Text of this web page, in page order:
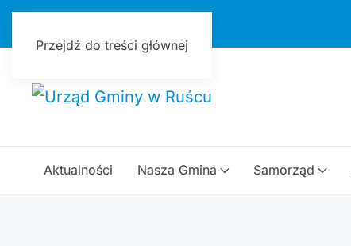
Przejdź do treści głównej
Aktualności Nasza Gmina Samorząd